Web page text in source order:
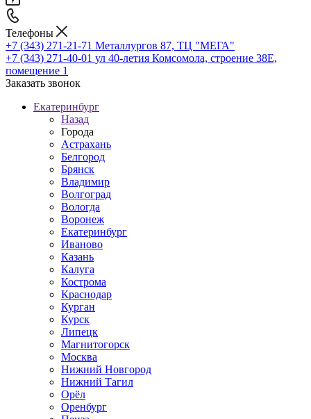
Телефоны
+7 (343) 271-21-71 Металлургов 87, ТЦ "МЕГА"
+7 (343) 271-40-01 ул 40-летия Комсомола, строение 38Е,
помещение 1
Заказать звонок
Екатеринбург
Назад
Города
Астрахань
Белгород
Брянск
Владимир
Волгоград
Вологда
Воронеж
Екатеринбург
Иваново
Казань
Калуга
Кострома
Краснодар
Курган
Курск
Липецк
Магнитогорск
Москва
Нижний Новгород
Нижний Тагил
Орёл
Оренбург